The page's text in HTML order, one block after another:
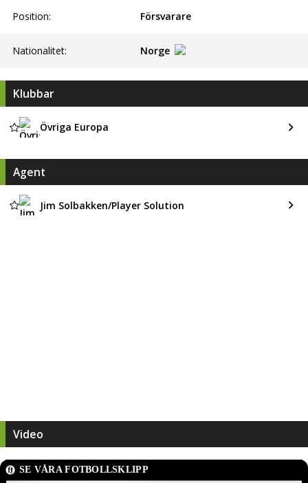
Position: Försvarare
Nationalitet: Norge
Klubbar
Övriga Europa
Agent
Jim Solbakken/Player Solution
Video
SE VÅRA FOTBOLLSKLIPP